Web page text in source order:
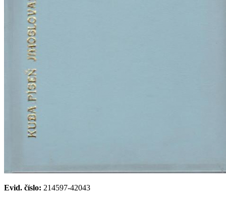
Evid. číslo: 214597-42043